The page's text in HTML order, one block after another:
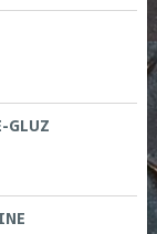
GLUZ